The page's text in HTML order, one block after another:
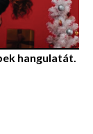
hangulatát.